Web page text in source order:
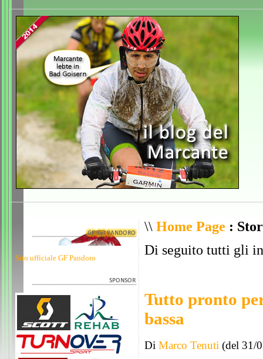
Sito ufficiale GF Pandoro
\\ Home Page :
Di seguito tutti gli
Tutto pronto
bassa
Di Marco Tenuti (del 31/